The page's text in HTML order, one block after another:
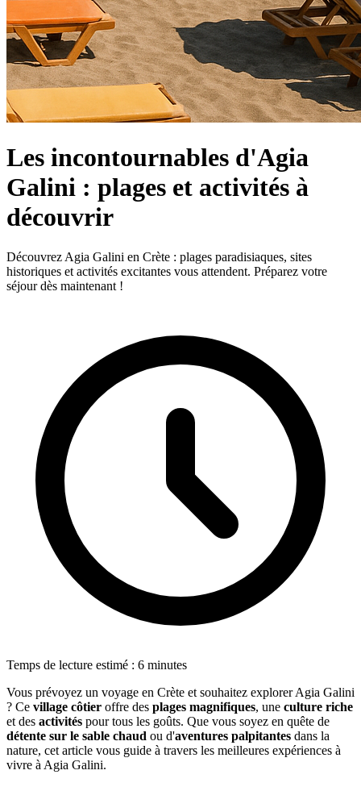
Les incontournables d'Agia
Galini : plages et activités à
découvrir
Découvrez Agia Galini en Crète : plages paradisiaques, sites
historiques et activités excitantes vous attendent. Préparez votre
séjour dès maintenant !
Temps de lecture estimé : 6 minutes
Vous prévoyez un voyage en Crète et souhaitez explorer Agia Galini
? Ce village côtier offre des plages magnifiques, une culture riche
et des activités pour tous les goûts. Que vous soyez en quête de
détente sur le sable chaud ou d'aventures palpitantes dans la
nature, cet article vous guide à travers les meilleures expériences à
vivre à Agia Galini.